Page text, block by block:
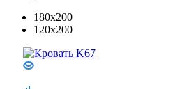
180x200
120x200